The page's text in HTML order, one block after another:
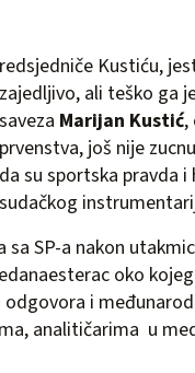
redsjedniče Kustiću,
zajedljivo, ali teško ga
saveza Marijan Kustić,
prvenstva, još nije
da su sportska pravda
sudačkog
sa SP-a nakon
oko
i
analitičarima u